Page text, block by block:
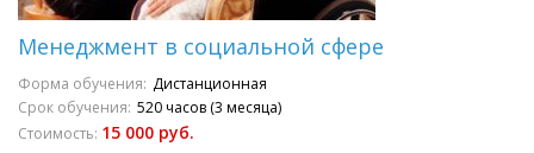
Менеджмент в социальной сфере
Форма обучения: Дистанционная
Срок обучения: 520 часов (3 месяца)
Стоимость: 15 000 руб.